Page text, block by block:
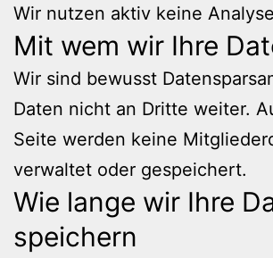
Wir nutzen aktiv keine
Mit wem wir Ihre
Wir sind bewusst
Daten nicht an Dritte weiter.
Seite werden keine
verwaltet oder gespeichert.
Wie lange wir Ihre
speichern